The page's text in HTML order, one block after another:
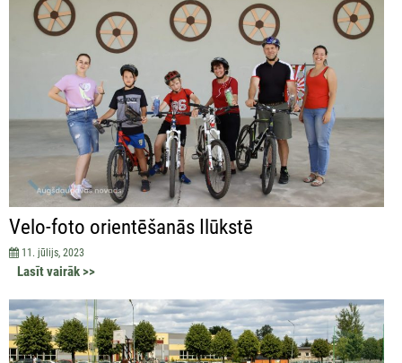
Velo-foto orientēšanās Ilūkstē
11. jūlijs, 2023
Lasīt vairāk >>